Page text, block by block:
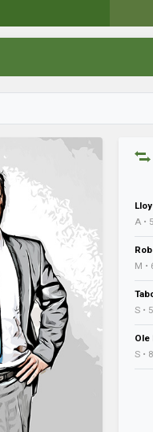
A •
M •
S •
Ole
S •